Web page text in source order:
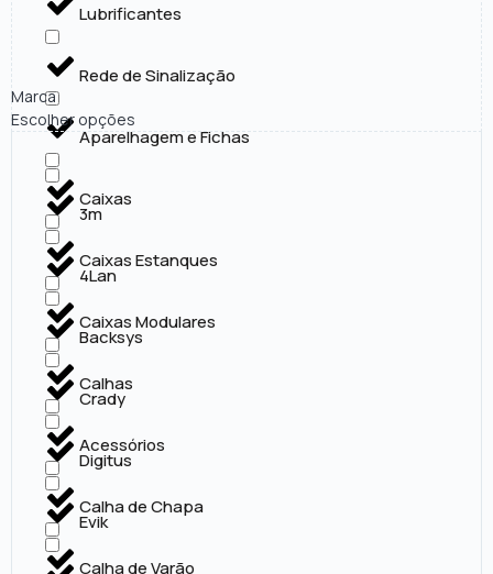
Lubrificantes
Rede de Sinalização
Aparelhagem e Fichas
Caixas
Caixas Estanques
Caixas Modulares
Calhas
Acessórios
Calha de Chapa
Calha de Varão
Marca
Escolher opções
3m
4Lan
Backsys
Crady
Digitus
Evik